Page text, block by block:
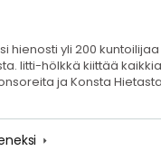
hienosti yli 200
Iitti-hölkkä kiittää
ja Konsta